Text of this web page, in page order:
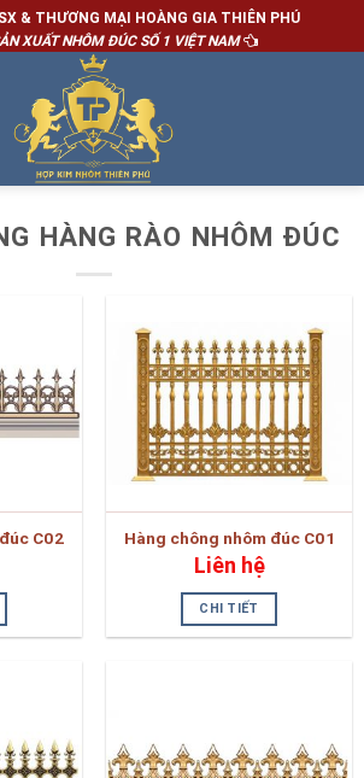
& THƯƠNG MẠI HOÀNG GIA THIÊN PHÚ
XUẤT NHÔM ĐÚC SỐ 1 VIỆT NAM
HÀNG RÀO NHÔM ĐÚC
C02 Hàng chông nhôm đúc C01
Liên hệ
CHI TIẾT